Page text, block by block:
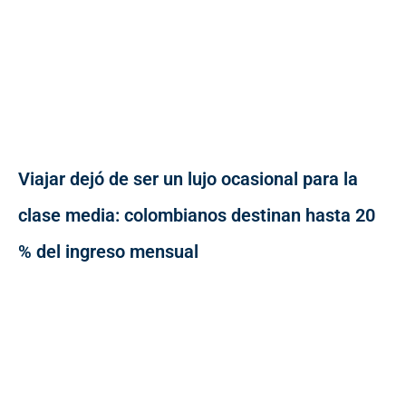
Viajar dejó de ser un lujo ocasional para la
clase media: colombianos destinan hasta 20
% del ingreso mensual